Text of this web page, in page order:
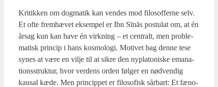
Kri­tik­ken om dog­ma­tik kan ven­des mod filo­sof­fer­ne selv.
Et ofte frem­hæ­vet eksem­pel er Ibn Sīnās postu­lat om, at én
årsag kun kan have én virk­ning – et cen­tralt, men pro­ble­
ma­tisk prin­cip i hans kos­mo­lo­gi. Moti­vet bag den­ne tese
synes at være en vil­je til at sik­re den nyp­la­to­ni­ske ema­na­
tions­struk­tur, hvor ver­dens orden føl­ger en nød­ven­dig
kaus­al kæde. Men prin­cip­pet er filo­so­fisk sår­bart: Et fæno­